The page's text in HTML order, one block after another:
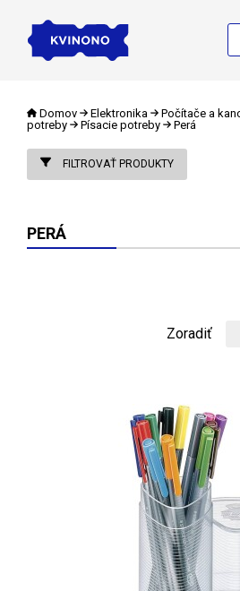
Domov Elektronika Počítače a
potreby
Písacie potreby Perá
FILTROVAŤ PRODUKTY
PERÁ
Zoradiť